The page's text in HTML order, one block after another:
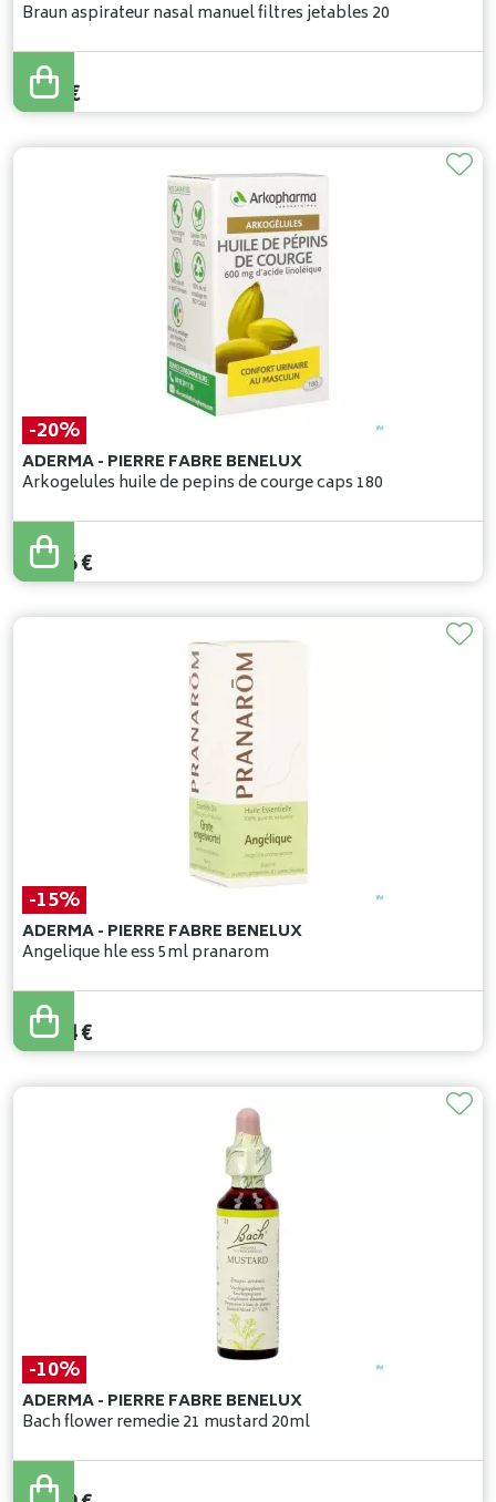
Braun aspirateur nasal manuel filtres jetables 20
5,99€
5,39 €
-20%
ADERMA - PIERRE FABRE BENELUX
Arkogelules huile de pepins de courge caps 180
36,58
29,26€
-15%
ADERMA - PIERRE FABRE BENELUX
Angelique hle ess 5ml pranarom
50,05
42,54€
-10%
ADERMA - PIERRE FABRE BENELUX
Bach flower remedie 21 mustard 20ml
15,99